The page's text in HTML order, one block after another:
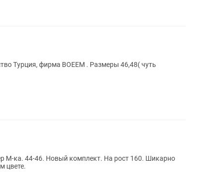
Турция, фирма BOEEM . Размеры 46,48( чуть
М-ка. 44-46. Новый комплект. На рост 160. Шикарно
цвете.